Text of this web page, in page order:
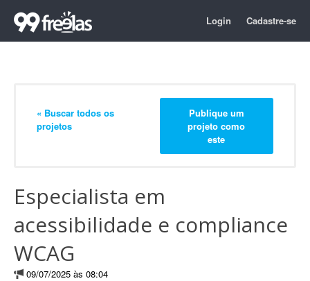
Login Cadastre-se
« Buscar todos os
projetos
Publique um
projeto como
este
Especialista em
acessibilidade e compliance
WCAG
09/07/2025 às 08:04